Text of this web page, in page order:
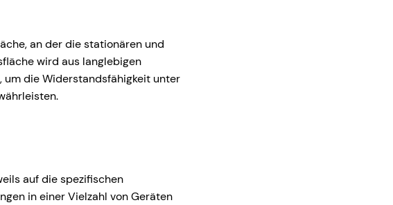
an der die stationären und
wird aus langlebigen
um die Widerstandsfähigkeit unter
auf die spezifischen
in einer Vielzahl von Geräten